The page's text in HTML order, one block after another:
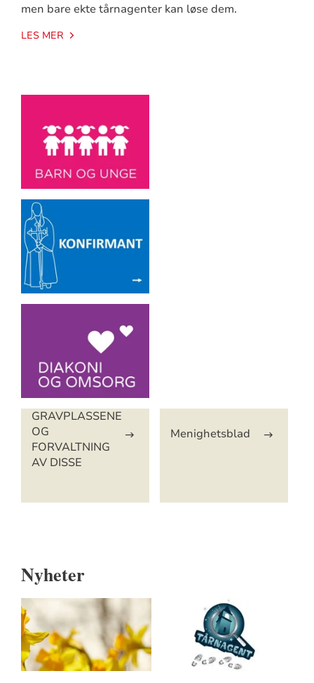
men bare ekte tårnagenter kan løse dem.
LES MER
GRAVPLASSENE
OG
FORVALTNING
AV DISSE
Menighetsblad
Nyheter